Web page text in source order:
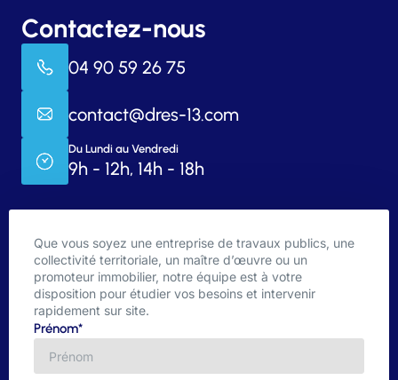
Contactez-nous
04 90 59 26 75
contact@dres-13.com
Du Lundi au Vendredi
9h - 12h, 14h - 18h
Que vous soyez une entreprise de travaux publics, une
collectivité territoriale, un maître d’œuvre ou un
promoteur immobilier, notre équipe est à votre
disposition pour étudier vos besoins et intervenir
rapidement sur site.
Prénom*